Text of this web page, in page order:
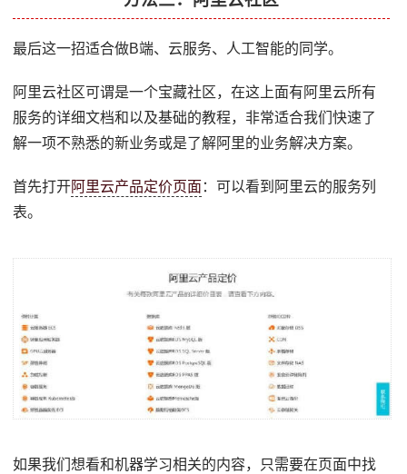
最后这一招适合做B端、云服务、人工智能的同学。
阿里云社区可谓是一个宝藏社区，在这上面有阿里云所有
服务的详细文档和以及基础的教程，非常适合我们快速了
解一项不熟悉的新业务或是了解阿里的业务解决方案。
首先打开阿里云产品定价页面 ：可以看到阿里云的服务列
表。
如果我们想看和机器学习相关的内容，只需要在页面中找